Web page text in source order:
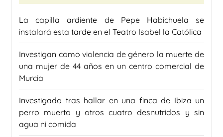
La capilla ardiente de Pepe Habichuela se
instalará esta tarde en el Teatro Isabel la Católica
Investigan como violencia de género la muerte de
una mujer de 44 años en un centro comercial de
Murcia
Investigado tras hallar en una finca de Ibiza un
perro muerto y otros cuatro desnutridos y sin
agua ni comida